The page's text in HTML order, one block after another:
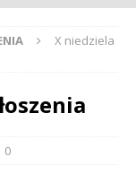
X niedziela
0